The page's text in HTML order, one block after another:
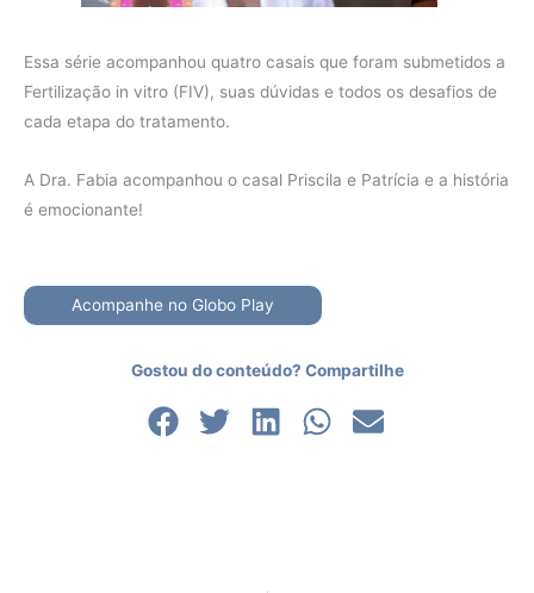
Essa série acompanhou quatro casais que foram submetidos a
Fertilização in vitro (FIV), suas dúvidas e todos os desafios de
cada etapa do tratamento.
A Dra. Fabia acompanhou o casal Priscila e Patrícia e a história
é emocionante!
Acompanhe no Globo Play
Gostou do conteúdo? Compartilhe